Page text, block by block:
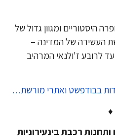
ומגוון גדול של
של המדינה –
ז'ולנאי המרהיב
בבודפשט ואתרי מורשת…